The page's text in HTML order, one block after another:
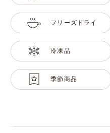
フリーズドライ
冷凍品
季節商品